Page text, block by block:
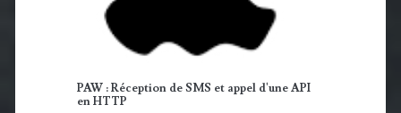
PAW : Réception de SMS et appel d'une API
en HTTP